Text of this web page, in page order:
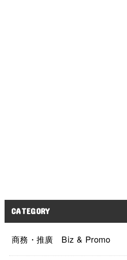
CATEGORY
商務・推廣 Biz & Promo